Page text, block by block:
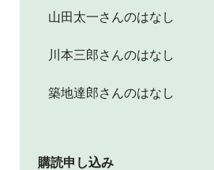
山田太一さんのはなし
川本三郎さんのはなし
築地達郎さんのはなし
購読申し込み